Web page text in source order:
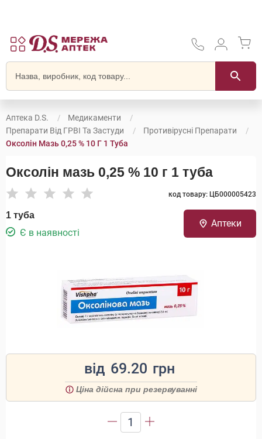
Аптека D.S.
Медикаменти
Препарати Від ГРВІ Та Застуди
Противірусні Препарати
Оксолін Мазь 0,25 % 10 Г 1 Туба
Оксолін мазь 0,25 % 10 г 1 туба
код товару: ЦБ000005423
1 туба
Є в наявності
Аптеки
від 69.20 грн
Ціна дійсна при резервуванні
1